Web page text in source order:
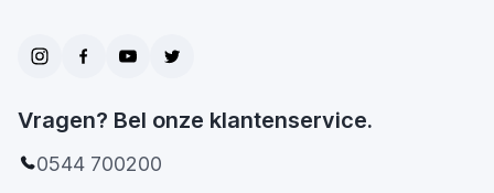
Vragen? Bel onze klantenservice.
0544 700200